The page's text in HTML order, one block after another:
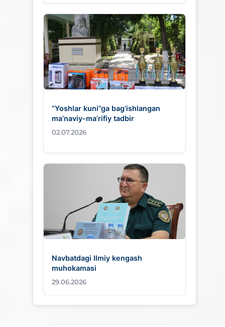
“Yoshlar kuni”ga bag‘ishlangan
ma’naviy-ma’rifiy tadbir
02.07.2026
Navbatdagi Ilmiy kengash
muhokamasi
29.06.2026